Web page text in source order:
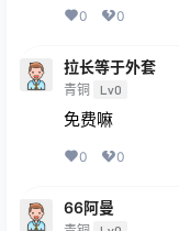
0 0
拉长等于外套
青铜 Lv0
免费嘛
0 0
66阿曼